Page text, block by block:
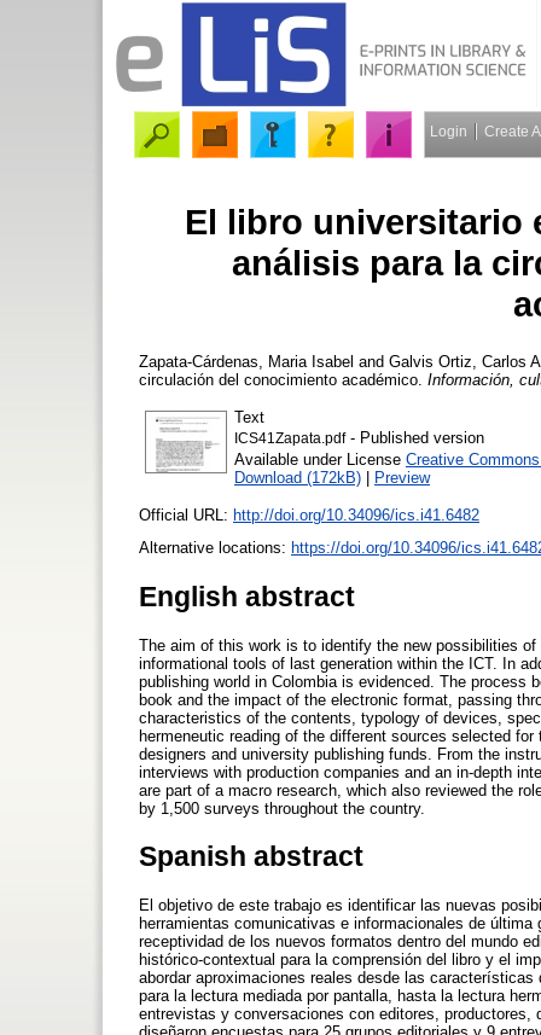
Login Create
El libro universitario
análisis para la
Zapata-Cárdenas, Maria Isabel and Galvis Ortiz, Carlos
circulación del conocimiento académico. Información,
Text
ICS41Zapata.pdf- Published version
Available under License Creative
Download (172kB) | Preview
Official URL: http://doi.org/10.34096/ics.i41.6482
Alternative locations: https://doi.org/10.34096/
English abstract
The aim of this work is to identify the new possibilities
informational tools of last generation within the ICT. In
publishing world in Colombia is evidenced. The process
book and the impact of the electronic format, passing
characteristics of the contents, typology of devices,
hermeneutic reading of the different sources selected
designers and university publishing funds. From the
interviews with production companies and an in-depth
are part of a macro research, which also reviewed the
by 1,500 surveys throughout the country.
Spanish abstract
El objetivo de este trabajo es identificar las nuevas
herramientas comunicativas e informacionales de
receptividad de los nuevos formatos dentro del mundo
histórico-contextual para la comprensión del libro y el
abordar aproximaciones reales desde las
para la lectura mediada por pantalla, hasta la lectura
entrevistas y conversaciones con editores,